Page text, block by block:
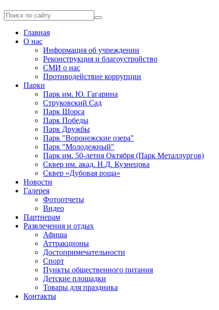
Главная
О нас
Информация об учреждении
Реконструкция и благоустройство
СМИ о нас
Противодействие коррупции
Парки
Парк им. Ю. Гагарина
Струковский Сад
Парк Щорса
Парк Победы
Парк Дружбы
Парк "Воронежские озера"
Парк "Молодежный"
Парк им. 50-летия Октября (Парк Металлургов)
Сквер им. акад. Н.Д. Кузнецова
Сквер «Дубовая роща»
Новости
Галерея
Фотоотчеты
Видео
Партнерам
Развлечения и отдых
Афиша
Аттракционы
Достопримечательности
Спорт
Пункты общественного питания
Детские площадки
Товары для праздника
Контакты